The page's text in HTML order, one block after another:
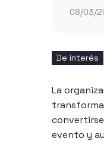
08/03/
De interés
La
evento y